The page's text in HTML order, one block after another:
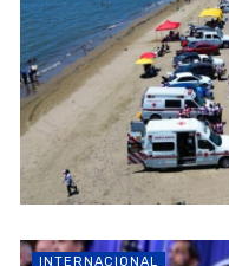
INTERNACIONAL